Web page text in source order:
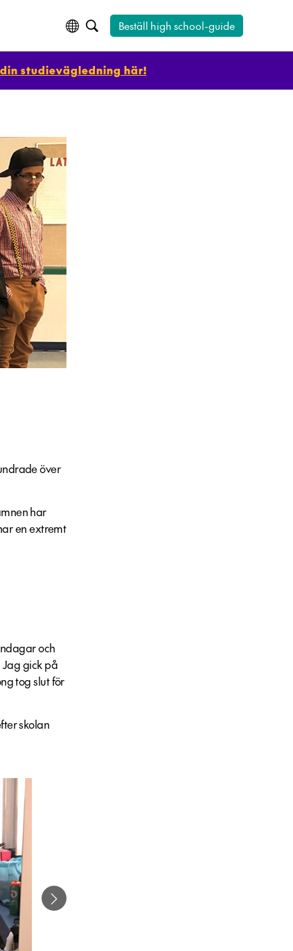
Beställ high school-guide
studievägledning här!
över
har
en extremt
och
gick på
tog slut för
skolan